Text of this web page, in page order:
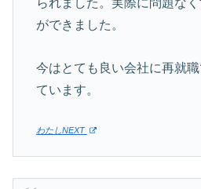
ができました。
今はとても良い会社に再就
ています。
わたしNEXT